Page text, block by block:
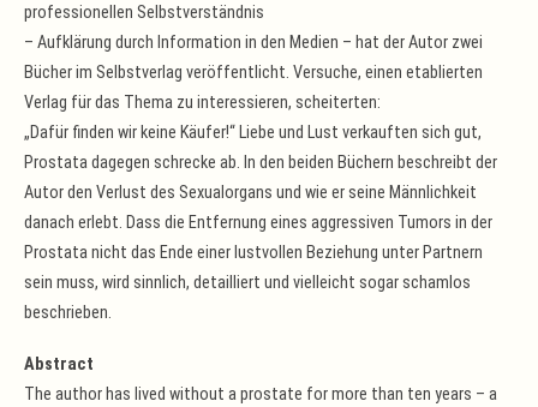
professionellen Selbstverständnis
– Aufklärung durch Information in den Medien – hat der Autor zwei
Bücher im Selbstverlag veröffentlicht. Versuche, einen etablierten
Verlag für das Thema zu interessieren, scheiterten:
„Dafür finden wir keine Käufer!“ Liebe und Lust verkauften sich gut,
Prostata dagegen schrecke ab. In den beiden Büchern beschreibt der
Autor den Verlust des Sexualorgans und wie er seine Männlichkeit
danach erlebt. Dass die Entfernung eines aggressiven Tumors in der
Prostata nicht das Ende einer lustvollen Beziehung unter Partnern
sein muss, wird sinnlich, detailliert und vielleicht sogar schamlos
beschrieben.
Abstract
The author has lived without a prostate for more than ten years – a